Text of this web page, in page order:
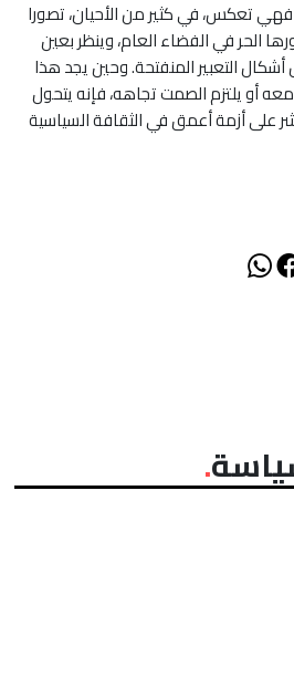
تعكس، في كثير من الأحيان، تصورا
الحر في الفضاء العام، وينظر بعين
أشكال التعبير المنفتحة. وحين يجد هذا
أو يلتزم الصمت تجاهه، فإنه يتحول
أزمة أعمق في الثقافة السياسية